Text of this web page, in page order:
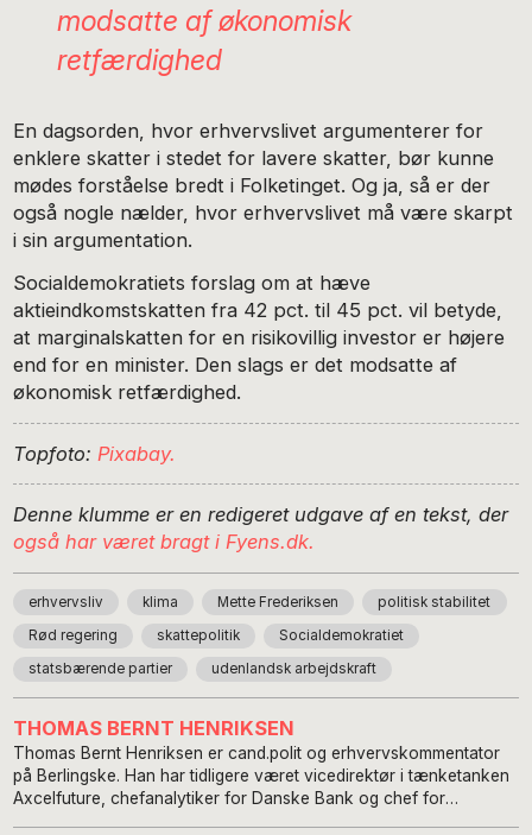
modsatte af økonomisk
retfærdighed
En dagsorden, hvor erhvervslivet argumenterer for
enklere skatter i stedet for lavere skatter, bør kunne
mødes forståelse bredt i Folketinget. Og ja, så er der
også nogle nælder, hvor erhvervslivet må være skarpt
i sin argumentation.
Socialdemokratiets forslag om at hæve
aktieindkomstskatten fra 42 pct. til 45 pct. vil betyde,
at marginalskatten for en risikovillig investor er højere
end for en minister. Den slags er det modsatte af
økonomisk retfærdighed.
Topfoto: Pixabay.
Denne klumme er en redigeret udgave af en tekst, der
også har været bragt i Fyens.dk.
erhvervsliv klima Mette Frederiksen politisk stabilitet
Rød regering skattepolitik Socialdemokratiet
statsbærende partier udenlandsk arbejdskraft
THOMAS BERNT HENRIKSEN
Thomas Bernt Henriksen er cand.polit og erhvervskommentator
på Berlingske. Han har tidligere været vicedirektør i tænketanken
Axcelfuture, chefanalytiker for Danske Bank og chef for